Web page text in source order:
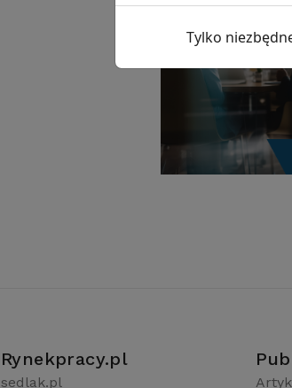
Rynekpracy.pl
sedlak.pl
Tylko